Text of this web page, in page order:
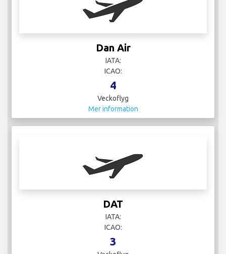
Dan Air
IATA:
ICAO:
4
Veckoflyg
Mer information
DAT
IATA:
ICAO:
3